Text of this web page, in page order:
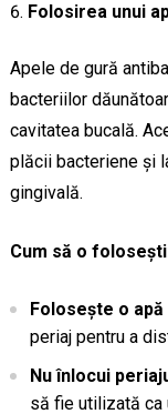
Folosirea unui
Apele de gură
bacteriilor
cavitatea bucală.
plăcii bacteriene și
gingivală.
Cum să o
Folosește o
periaj pentru a
Nu înlocui
să fie utilizată ca